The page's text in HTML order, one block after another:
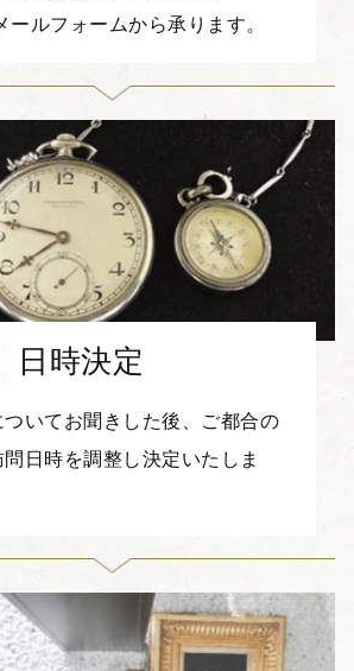
ールフォームから承ります。
日時決定
ついてお聞きした後、ご都合の
問日時を調整し決定いたしま